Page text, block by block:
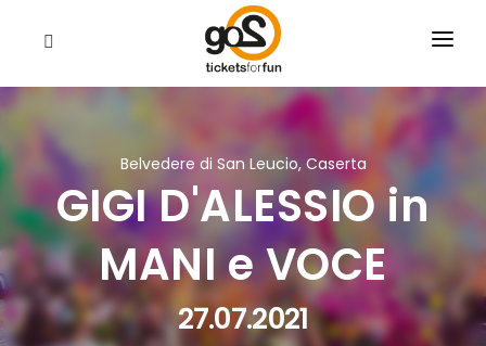
EVENTI
CHI SIAMO
RIVENDITORI
Belvedere di San Leucio, Caserta
GIGI D'ALESSIO in
MANI e VOCE
27.07.2021